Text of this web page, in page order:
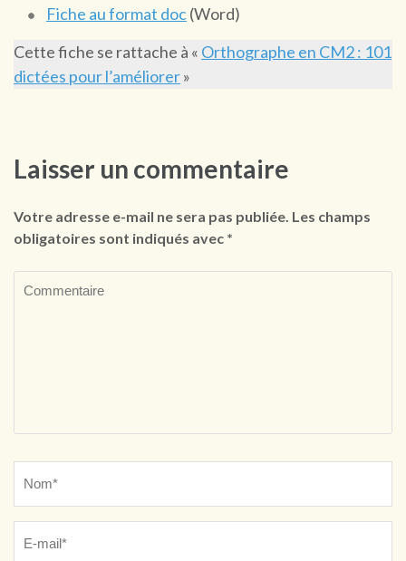
Fiche au format doc(Word)
Cette fiche se rattache à « Orthographe en CM2 : 101
dictées pour l’améliorer»
Laisser un commentaire
Votre adresse e-mail ne sera pas publiée. Les champs
obligatoires sont indiqués avec *